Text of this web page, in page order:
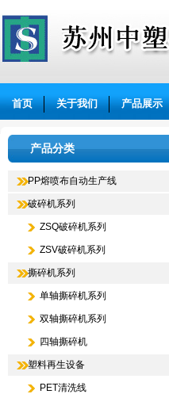
苏州中塑再生机械有限公司
首页 关于我们 产品展示
产品分类
PP熔喷布自动生产线
破碎机系列
ZSQ破碎机系列
ZSV破碎机系列
撕碎机系列
单轴撕碎机系列
双轴撕碎机系列
四轴撕碎机
塑料再生设备
PET清洗线